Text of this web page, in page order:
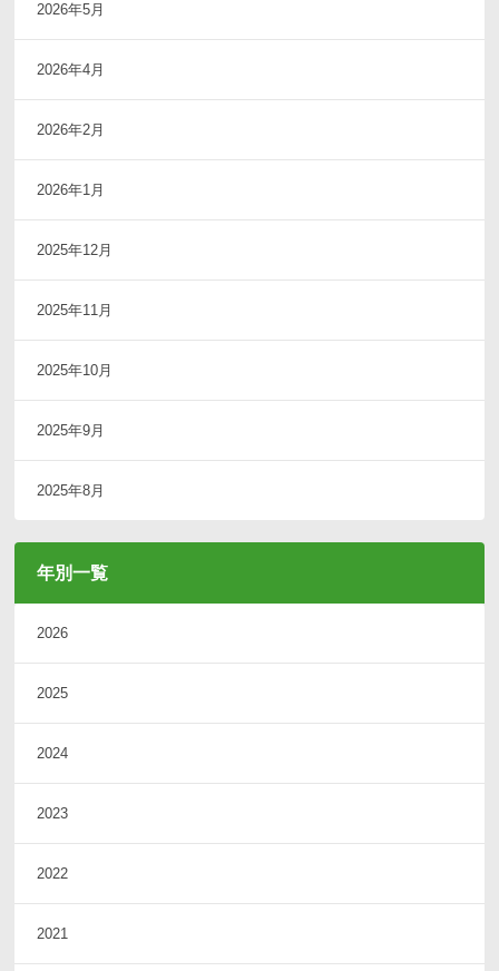
2026年5月
2026年4月
2026年2月
2026年1月
2025年12月
2025年11月
2025年10月
2025年9月
2025年8月
年別一覧
2026
2025
2024
2023
2022
2021